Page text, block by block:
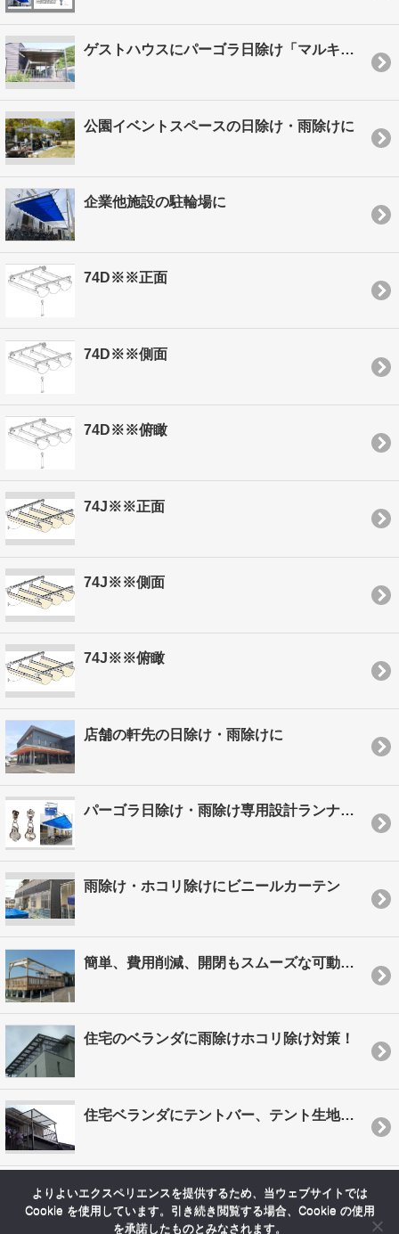
ゲストハウスにパーゴラ日除け「マルキーゼ」を設置
公園イベントスペースの日除け・雨除けに
企業他施設の駐輪場に
74D※※正面
74D※※側面
74D※※俯瞰
74J※※正面
74J※※側面
74J※※俯瞰
店舗の軒先の日除け・雨除けに
パーゴラ日除け・雨除け専用設計ランナー！
雨除け・ホコリ除けにビニールカーテン
簡単、費用削減、開閉もスムーズな可動式日除け
住宅のベランダに雨除けホコリ除け対策！
住宅ベランダにテントバー、テント生地で庇を施工
よりよいエクスペリエンスを提供するため、当ウェブサイトでは
Cookie を使用しています。引き続き閲覧する場合、Cookie の使用
を承諾したものとみなされます。